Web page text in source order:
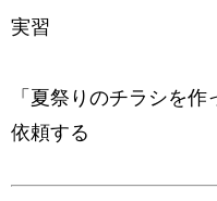
実習
「夏祭りのチラシを作
依頼する